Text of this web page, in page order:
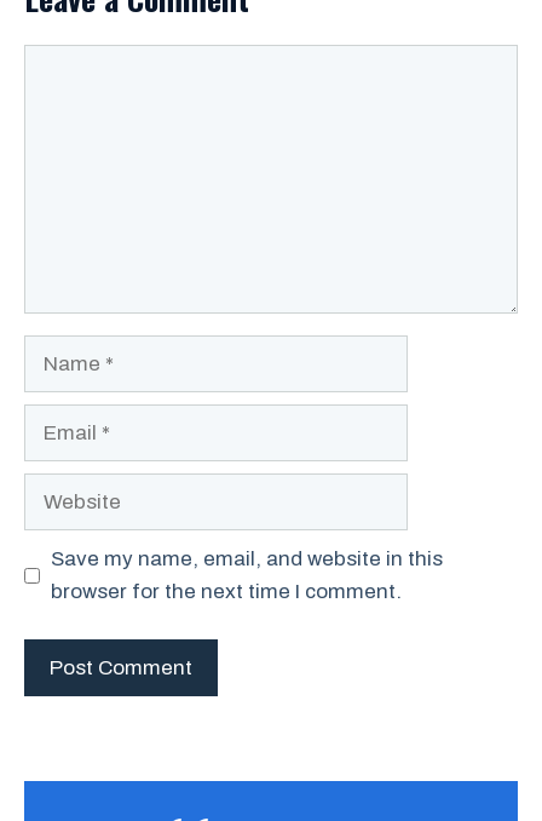
Website
Save my name, email, and website in this
browser for the next time I comment.